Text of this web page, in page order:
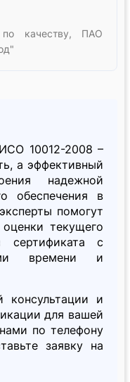
по качеству, ПАО
10012-2008 –
а эффективный
надежной
обеспечения в
помогут
текущего
сертификата с
времени и
консультации и
для вашей
по телефону
заявку на